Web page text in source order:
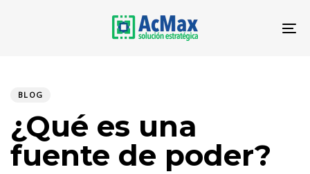
BLOG
¿Qué es una
fuente de poder?